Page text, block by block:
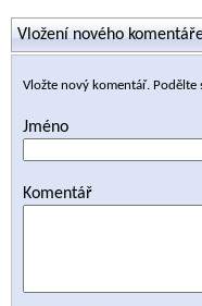
Vložení nového
Vložte nový komentář. Podělte
Jméno
Komentář